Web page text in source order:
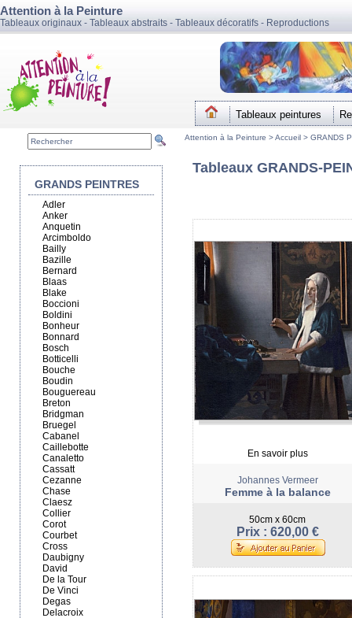
Attention à la Peinture
Tableaux originaux - Tableaux abstraits - Tableaux décoratifs - Reproductions
Tableaux peintures
Attention à la Peinture >Accueil > GRANDS
Tableaux GRANDS-
En savoir plus
Johannes Vermeer
Femme à la balance
50cm x 60cm
Prix : 620,00 €
GRANDS PEINTRES
Adler
Anker
Anquetin
Arcimboldo
Bailly
Bazille
Bernard
Blaas
Blake
Boccioni
Boldini
Bonheur
Bonnard
Bosch
Botticelli
Bouche
Boudin
Bouguereau
Breton
Bridgman
Bruegel
Cabanel
Caillebotte
Canaletto
Cassatt
Cezanne
Chase
Claesz
Collier
Corot
Courbet
Cross
Daubigny
David
De la Tour
De Vinci
Degas
Delacroix